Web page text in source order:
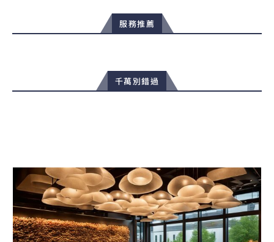
服務推薦
千萬別錯過